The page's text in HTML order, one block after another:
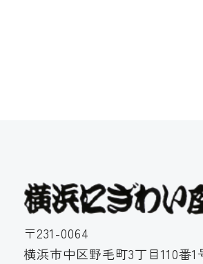
〒231-0064
横浜市中区野毛町3丁目110番1